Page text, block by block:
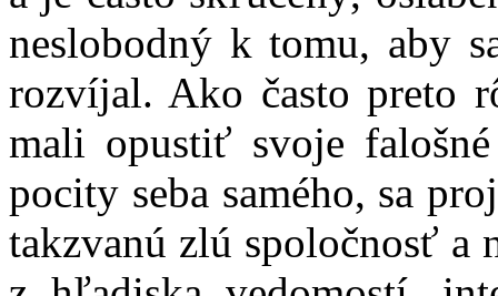
neslobodný k tomu, aby
rozvíjal. Ako často preto
mali opustiť svoje
pocity seba samého, sa
takzvanú zlú spoločnosť